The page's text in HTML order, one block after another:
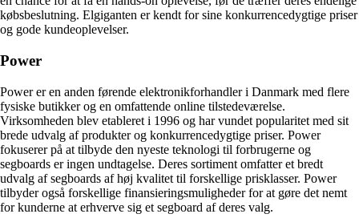
købsbeslutning. Elgiganten er kendt for sine konkurrencedygtige priser
og gode kundeoplevelser.
Power
Power er en anden førende elektronikforhandler i Danmark med flere
fysiske butikker og en omfattende online tilstedeværelse.
Virksomheden blev etableret i 1996 og har vundet popularitet med sit
brede udvalg af produkter og konkurrencedygtige priser. Power
fokuserer på at tilbyde den nyeste teknologi til forbrugerne og
segboards er ingen undtagelse. Deres sortiment omfatter et bredt
udvalg af segboards af høj kvalitet til forskellige prisklasser. Power
tilbyder også forskellige finansieringsmuligheder for at gøre det nemt
for kunderne at erhverve sig et segboard af deres valg.